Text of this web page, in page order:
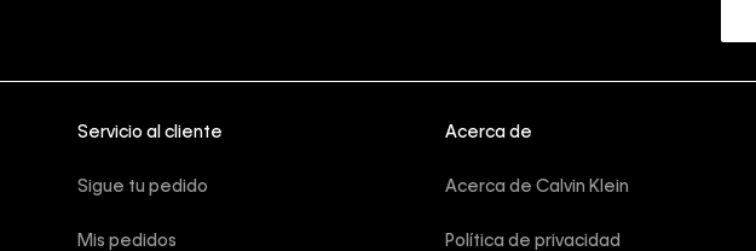
Servicio al cliente
Sigue tu pedido
Mis pedidos
Acerca de
Acerca de Calvin Klein
Política de privacidad